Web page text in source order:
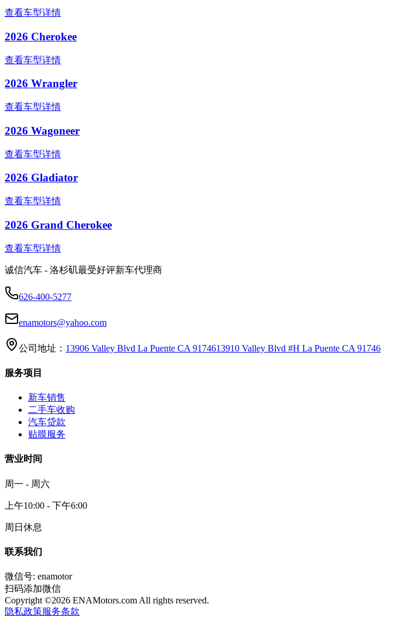
查看车型详情
2026 Cherokee
查看车型详情
2026 Wrangler
查看车型详情
2026 Wagoneer
查看车型详情
2026 Gladiator
查看车型详情
2026 Grand Cherokee
查看车型详情
诚信汽车 - 洛杉矶最受好评新车代理商
626-400-5277
enamotors@yahoo.com
公司地址： 13906 Valley Blvd La Puente CA 9174613910 Valley Blvd #H La Puente CA 91746
服务项目
新车销售
二手车收购
汽车贷款
贴膜服务
营业时间
周一 - 周六
上午10:00 - 下午6:00
周日休息
联系我们
微信号: enamotor
扫码添加微信
Copyright ©2026 ENAMotors.com All rights reserved.
隐私政策服务条款